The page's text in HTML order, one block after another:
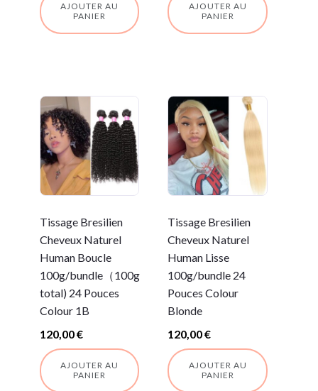
AJOUTER AU
PANIER
AJOUTER AU
PANIER
Tissage Bresilien
Cheveux Naturel
Human Boucle
100g/bundle（100g
total) 24 Pouces
Colour 1B
120,00€
AJOUTER AU
PANIER
Tissage Bresilien
Cheveux Naturel
Human Lisse
100g/bundle 24
Pouces Colour
Blonde
120,00€
AJOUTER AU
PANIER